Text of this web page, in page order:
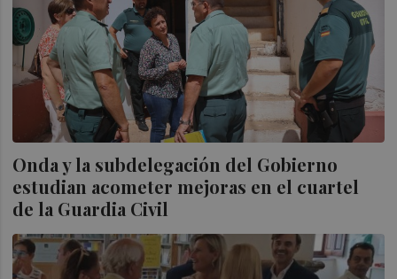
Onda y la subdelegación del Gobierno
estudian acometer mejoras en el cuartel
de la Guardia Civil